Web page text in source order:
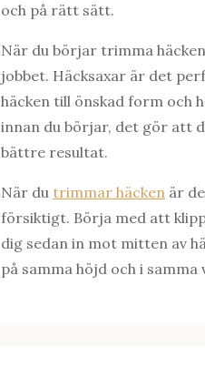
och på rätt sätt.
När du börjar trimma
jobbet. Häcksaxar är det
häcken till önskad form och
innan du börjar, det gör att
bättre resultat.
När du trimmar häcken är
försiktigt. Börja med att
dig sedan in mot mitten av
på samma höjd och i